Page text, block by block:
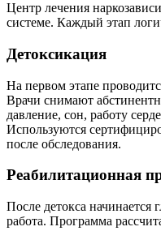
Центр лечения
системе. Каждый этап
Детоксикация
На первом этапе
Врачи снимают
давление, сон, работу
Используются
после обследования.
Реабилитационная
После детокса начинается
работа. Программа